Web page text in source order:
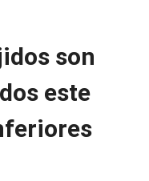
son
este